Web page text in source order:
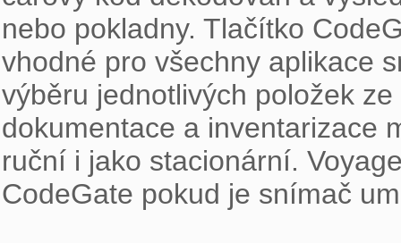
nebo pokladny. Tlačítko
vhodné pro všechny aplikace
výběru jednotlivých položek
dokumentace a inventarizace
ruční i jako stacionární.
CodeGate pokud je snímač